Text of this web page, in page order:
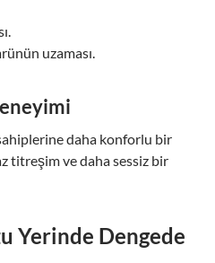
uzaması.
daha konforlu bir
titreşim ve daha sessiz bir
Yerinde Dengede